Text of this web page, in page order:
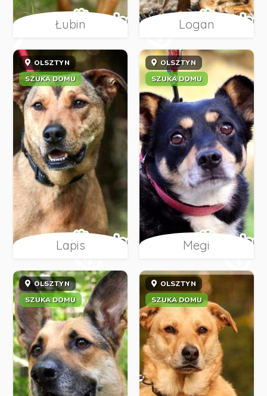
Łubin Logan
OLSZTYN
SZUKA DOMU
Lapis
OLSZTYN
SZUKA DOMU
Megi
OLSZTYN
SZUKA DOMU
OLSZTYN
SZUKA DOMU